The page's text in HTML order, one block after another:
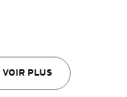
VOIR PLUS